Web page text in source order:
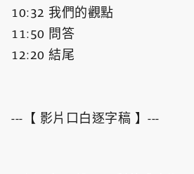
10:32​ 我們的觀點
11:50​ 問答
12:20​ 結尾
---【 影片口白逐字稿 】---